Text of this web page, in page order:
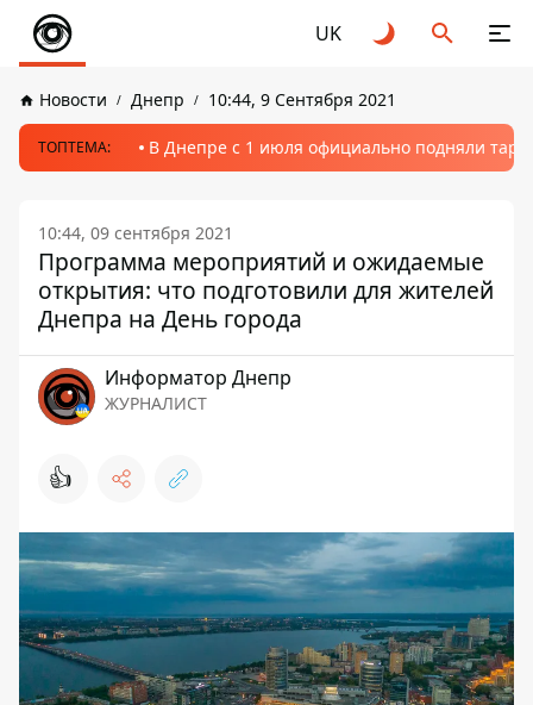
UK
Новости Днепр 10:44, 9 Сентября 2021
ТОПТЕМА: В Днепре с 1 июля официально подняли
10:44, 09 сентября 2021
Программа мероприятий и ожидаемые
открытия: что подготовили для жителей
Днепра на День города
Информатор Днепр
ЖУРНАЛИСТ
👍